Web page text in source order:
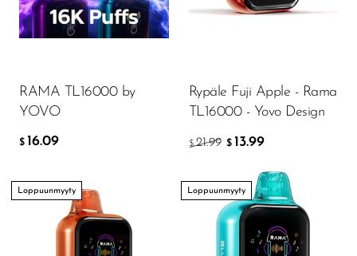
Geek Bar
Happy Stiks
Hulk Hogan
Humble
RAMA TL16000 by
YOVO
$ 16.09
$ 16.09
Rypäle Fuji Apple - Rama
TL16000 - Yovo Design
$ 21.99 $ 13.99
Loppuunmyyty Loppuunmyyty